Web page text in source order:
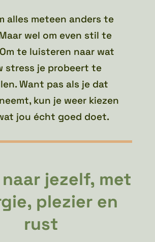
alles meteen anders te
wel om even stil te
te luisteren naar wat
stress je probeert te
Want pas als je dat
kun je weer kiezen
jou écht goed doet.
jezelf, met
plezier en
rust